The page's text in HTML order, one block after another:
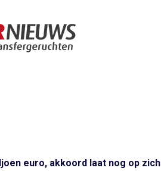
euro, akkoord laat nog op zich